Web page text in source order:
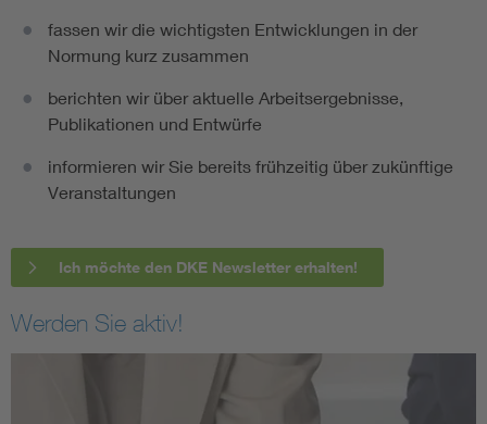
fassen wir die wichtigsten Entwicklungen in der
Normung kurz zusammen
berichten wir über aktuelle Arbeitsergebnisse,
Publikationen und Entwürfe
informieren wir Sie bereits frühzeitig über zukünftige
Veranstaltungen
Ich möchte den DKE Newsletter erhalten!
Werden Sie aktiv!